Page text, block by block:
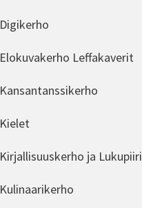
Digikerho
Elokuvakerho Leffakaverit
Kansantanssikerho
Kielet
Kirjallisuuskerho ja Lukupiiri
Kulinaarikerho